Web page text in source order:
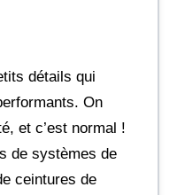
détails qui
On
et c’est normal !
de systèmes de
ceintures de